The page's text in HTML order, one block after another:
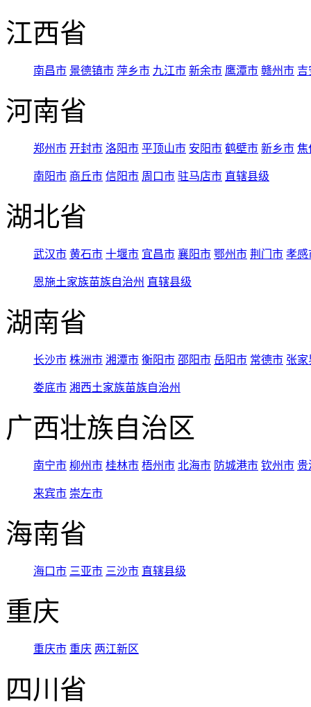
江西省
南昌市 景德镇市 萍乡市 九江市 新余市 鹰潭市 赣州市 吉
河南省
郑州市 开封市 洛阳市 平顶山市 安阳市 鹤壁市 新乡市 焦
南阳市 商丘市 信阳市 周口市 驻马店市 直辖县级
湖北省
武汉市 黄石市 十堰市 宜昌市 襄阳市 鄂州市 荆门市 孝感
恩施土家族苗族自治州 直辖县级
湖南省
长沙市 株洲市 湘潭市 衡阳市 邵阳市 岳阳市 常德市 张家
娄底市 湘西土家族苗族自治州
广西壮族自治区
南宁市 柳州市 桂林市 梧州市 北海市 防城港市 钦州市 贵
来宾市 崇左市
海南省
海口市 三亚市 三沙市 直辖县级
重庆
重庆市 重庆 两江新区
四川省